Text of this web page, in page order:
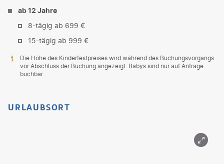
ab 12 Jahre
8-tägig ab 699 €
15-tägig ab 999 €
Die Höhe des Kinderfestpreises wird während des Buchungsvorgangs
vor Abschluss der Buchung angezeigt. Babys sind nur auf Anfrage
buchbar.
URLAUBSORT